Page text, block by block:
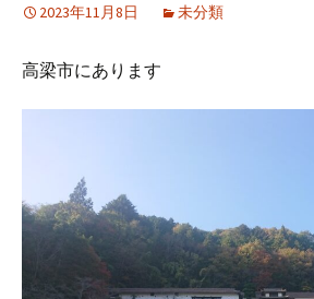
2023年11月8日 未分類
高梁市にあります